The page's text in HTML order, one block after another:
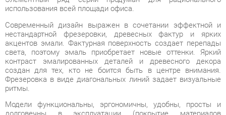
акцентов эмали. Фактурная поверхность создает перепады
контраст эмалированных деталей и древесного декора
создан для тех, кто не боится быть в центре внимания.
Фрезеровка в виде диагональных линий задает визуальные
ритмы.
Модели функциональны, эргономичны, удобны, просты и
долговечны в эксплуатации (покрытие материалов
обеспечивает защиту от истирания, мелких сколов и
царапин. Модели обладают широкими возможностями для
комбинирования, что позволяет создавать различные
варианты гарнитура.